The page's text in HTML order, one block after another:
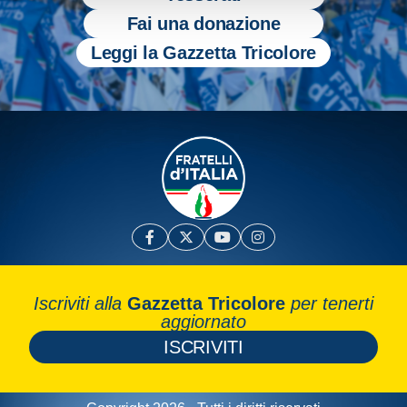
Fai una donazione
Leggi la Gazzetta Tricolore
Iscriviti alla Gazzetta Tricolore per tenerti
aggiornato
ISCRIVITI